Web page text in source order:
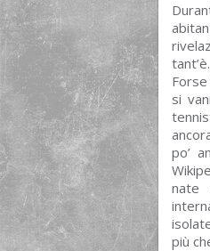
tant’è.
si
po’
nate
più